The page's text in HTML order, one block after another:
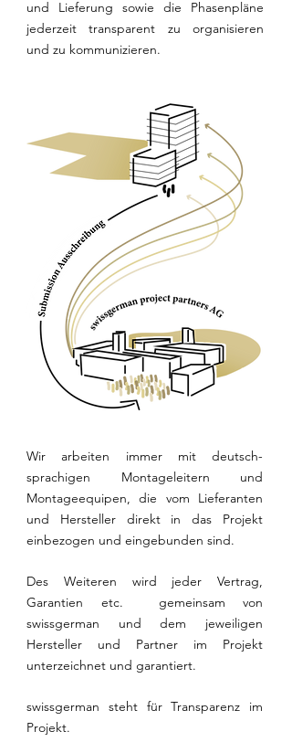
und Lieferung sowie die Phasenpläne
jederzeit transparent zu organisieren
und zu kommunizieren.
Wir arbeiten immer mit deutsch-
sprachigen Montageleitern und
Montageequipen, die vom Lieferanten
und Hersteller direkt in das Projekt
einbezogen und eingebunden sind.
Des Weiteren wird jeder Vertrag,
Garantien etc. gemeinsam von
swissgerman und dem jeweiligen
Hersteller und Partner im Projekt
unterzeichnet und garantiert.
swissgerman steht für Transparenz im
Projekt.